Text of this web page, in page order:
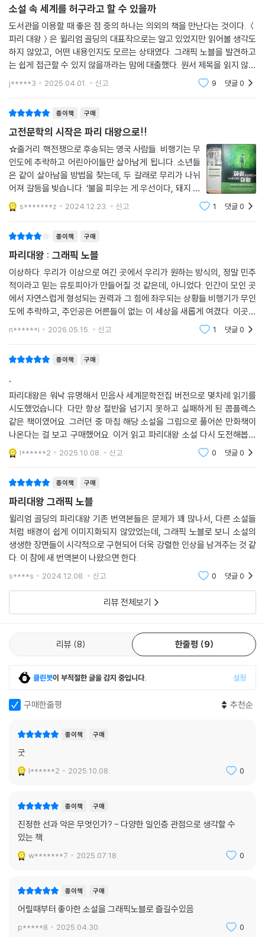
원작을 존중하면서 독창적으로 구현한 아메 데용의 그림
아메 데용의 『파리대왕: 그래픽 노블』은 원작 소설의 묵시록적인 분위기를
서정적인 수채화 이미지로 탁월하게 치환해 낸다. 감정을 억제한 원작의
건조함은 문학적 감수성이 뛰어난 그래픽 아티스트의 시각화를 통해 중화
되고, 독자가 이 작품의 핵심에 쉽게 이르도록 상상의 재료를 풍부히 제공
‘파리대왕’의 실체를 마주하는 장면, 소년들이 멧돼지를 사냥하고 잔치를
벌이는 장면, 온 섬이 불타는 장면 등은 화려하면서도 섬세한 채색과 역동
적인 펜 터치, 거대한 스케일 표현으로 독자들이 즉시 몰입해 마치 그 무인
도에 들어와 있는 듯한 느낌을 받게 한다. 원작 서사를 압축하고 각색한 솜
씨뿐만 아니라, 원작의 문장들을 적재적소에 배치한 데용의 안목이 돋보인
이번 작품은 원작에 거의 근접하면서도, 원작의 감응력은 한결 강화한 그
래픽 노블이 되었다.
윌리엄 골딩의 고전 『파리대왕』이 끼친 영향에 관해서라면 정말 많은 말을
할 수 있을 테고, 이미 다수의 학자와 연구자 들이 수없이 이야기를 했습니
다. 반면에, 저는 역사가도 아니고 문학 전문가도 전혀 아닙니다. 그저 이
책이 저에게는 개인적으로 무척 큰 의미를 지녔고, 평생 동안 팬이었다는
말씀을 드릴 수 있을 뿐입니다. 학창 시절, 영어 수업 시간에 『파리대왕』을
처음 읽었을 때, 저는 숨이 막혔습니다. 십 대였던 그때, 해맑은 유년기와
독립된 성인의 중간에 걸쳐 있던 그 시기에, 이 소설이 저의 내면이 겪고 있
던 것들을 거울처럼 비춰 주었던 듯합니다. - 아메 데용(작가의 말 중에서)
소설 속 세계를 허구라고 할 수 있을까
도서관을 이용할 때 좋은 점 중의 하나는 의외의 책을 만난다는 것이다. ＜
파리 대왕＞은 윌리엄 골딩의 대표작으로는 알고 있었지만 읽어볼 생각도
하지 않았고, 어떤 내용인지도 모르는 상태였다. 그래픽 노블을 발견하고
는 쉽게 접근할 수 있지 않을까라는 맘에 대출했다. 원서 제목을 읽지 않았
기 때문에 ＜ 파리대왕 LORD OF THE FLIES＞의 의미를 알게 된 순간은
충격이었다. 이렇
j*****3 2025.04.01. 신고 9 댓글0
종이책 구매
고전문학의 시작은 파리 대왕으로!!
☆줄거리 핵전쟁으로 후송되는 영국 사람들. 비행기는 무
인도에 추락하고 어린아이들만 살아남게 됩니다. 소년들
은 같이 살아남을 방법을 찾는데, 두 갈래로 무리가 나뉘
어져 갈등을 빚습니다. ‘불을 피우는 게 우선이다, 돼지 잡
는 것이 우선이다.’ 당장 우선순위를 정하는 것을 시작으
로 소년들은 괴팍해지고 난폭해지며 잔인해집니다. 전쟁
s*******z 2024.12.23. 신고 1 댓글0
종이책 구매
파리대왕 : 그래픽 노블
이상하다. 우리가 이상으로 여긴 곳에서 우리가 원하는 방식의, 정말 민주
적이라고 믿는 유토피아가 만들어질 것 같은데, 아니었다. 인간이 모인 곳
에서 자연스럽게 형성되는 권력과 그 힘에 좌우되는 상황들.비행기가 무인
도에 추락하고, 주인공은 어른들이 없는 이 세상을 새롭게 여겼다. 이곳에
서 소년들은 구조를 기다리지만, 그때까지는 어떻게든 살아남아야 했으므
n******i 2026.05.15. 신고 1 댓글0
종이책 구매
.
파리대왕은 워낙 유명해서 민음사 세계문학전집 버전으로 몇차례 읽기를
시도했었습니다. 다만 항상 절반을 넘기지 못하고 실패하게 된 콤플렉스
같은 책이였어요. 그러던 중 마침 해당 소설을 그림으로 풀어쓴 만화책이
나온다는 걸 보고 구매했어요. 이거 읽고 파리대왕 소설 다시 도전해봅니
다! l******2 2025.10.08. 신고 0 댓글0
종이책 구매
파리대왕 그래픽 노블
윌리엄 골딩의 파리대왕 기존 번역본들은 문제가 꽤 많나서, 다른 소설들
처럼 배경이 쉽게 이미지화되지 않았었는데, 그래픽 노블로 보니 소설의
생생한 장면들이 시각적으로 구현되어 더욱 강렬한 인상을 남겨주는 것 같
다. 이 참에 새 번역본이 나왔으면 한다.
s****s 2024.12.08. 신고 0 댓글0
리뷰 전체보기
리뷰 8 한줄평 9
클린봇이 부적절한 글을 감지 중입니다. 설정
구매한줄평 추천순
종이책 구매
굿
l******2 2025.10.08. 0
종이책 구매
진정한 선과 악은 무엇인가? - 다양한 일인층 관점으로 생각할 수
있는 책.
w*******7 2025.07.18. 0
종이책 구매
어릴때부터 좋아한 소설을 그래픽노블로 즐길수있음
p*****8 2025.04.30. 0